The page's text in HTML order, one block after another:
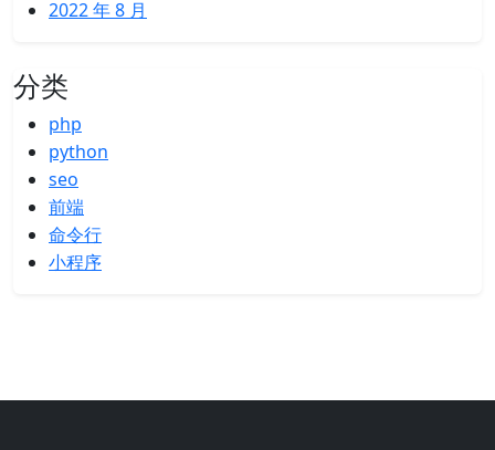
2022 年 8 月
分类
php
python
seo
前端
命令行
小程序